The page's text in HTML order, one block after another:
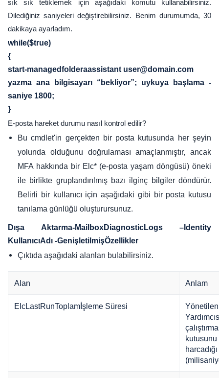
sık sık tetiklemek için aşağıdaki komutu kullanabilirsiniz.
Dilediğiniz saniyeleri değiştirebilirsiniz. Benim durumumda, 30
dakikaya ayarladım.
while($true)
{
start-managedfolderaassistant user@domain.com
yazma ana bilgisayarı “bekliyor”; uykuya başlama -
saniye 1800;
}
E-posta hareket durumu nasıl kontrol edilir?
Bu cmdlet'in gerçekten bir posta kutusunda her şeyin
yolunda olduğunu doğrulaması amaçlanmıştır, ancak
MFA hakkında bir Elc* (e-posta yaşam döngüsü) öneki
ile birlikte gruplandırılmış bazı ilginç bilgiler döndürür.
Belirli bir kullanıcı için aşağıdaki gibi bir posta kutusu
tanılama günlüğü oluşturursunuz.
Dışa Aktarma-MailboxDiagnosticLogs –Identity
KullanıcıAdı -GenişletilmişÖzellikler
Çıktıda aşağıdaki alanları bulabilirsiniz.
Alan Anlam
ElcLastRunToplamİşleme Süresi